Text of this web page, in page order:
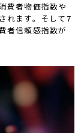
費者物価指数や
れます。そして7
者信頼感指数が